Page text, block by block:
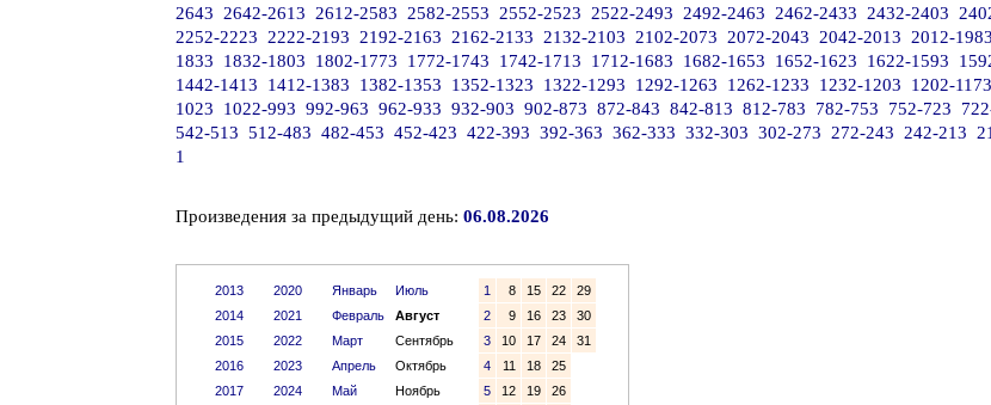
2643
2642-2613 2612-2583 2582-2553 2552-2523 2522-2493 2492-2463 2462-2433 2432-2403
2252-2223
2222-2193 2192-2163 2162-2133 2132-2103 2102-2073 2072-2043 2042-2013 2012-1983
1833
1832-1803 1802-1773 1772-1743 1742-1713 1712-1683 1682-1653 1652-1623 1622-1593
1442-1413
1412-1383 1382-1353 1352-1323 1322-1293 1292-1263 1262-1233 1232-1203 1202-1173
1023
1022-993 992-963 962-933 932-903 902-873 872-843 842-813 812-783 782-753 752-723
542-513 512-483 482-453 452-423 422-393 392-363 362-333 332-303 302-273 272-243 242-213
1
Произведения за предыдущий день: 06.08.2026
2013
2014
2015
2016
2017
2020
2021
2022
2023
2024
Январь
Июль
Февраль
Август
Март
Сентябрь
Апрель
Октябрь
Май
Ноябрь
1 8 15 22
29
2
9 16 23
30
3
10 17 24
31
4
11 18
25
5
12 19 26